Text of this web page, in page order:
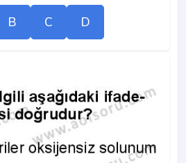
B C D